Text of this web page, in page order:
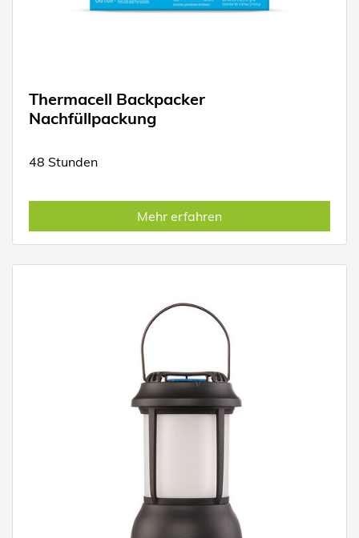
Thermacell Backpacker
Nachfüllpackung
48 Stunden
Mehr erfahren